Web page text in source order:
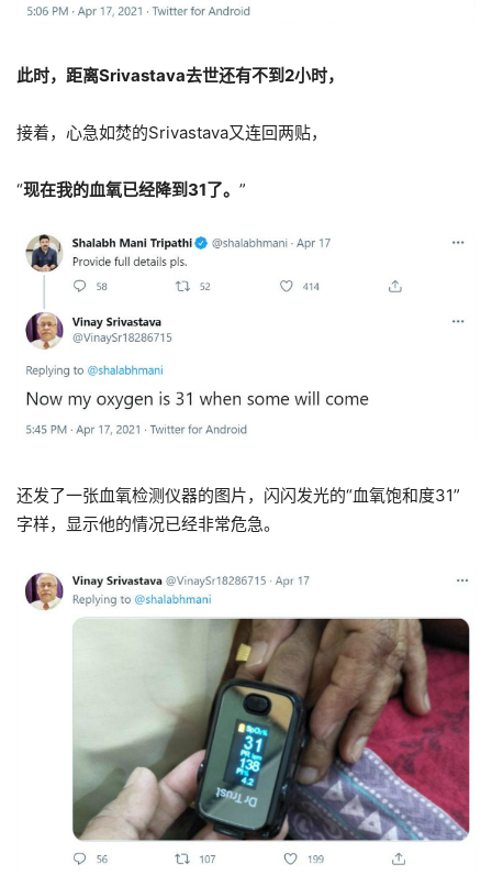
此时，距离Srivastava去世还有不到2小时，
接着，心急如焚的Srivastava又连回两贴，
“现在我的血氧已经降到31了。 ”
还发了一张血氧检测仪器的图片，闪闪发光的“血氧饱和度31”
字样，显示他的情况已经非常危急。